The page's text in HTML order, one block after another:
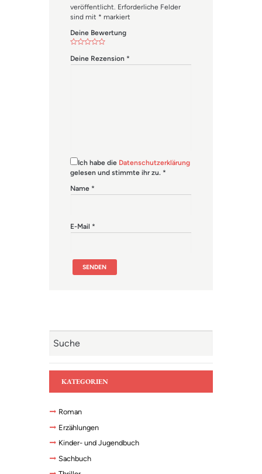
veröffentlicht. Erforderliche Felder
sind mit * markiert
Deine Bewertung
Deine Rezension *
Ich habe die Datenschutzerklärung
gelesen und stimmte ihr zu. *
Name *
E-Mail *
KATEGORIEN
Roman
Erzählungen
Kinder- und Jugendbuch
Sachbuch